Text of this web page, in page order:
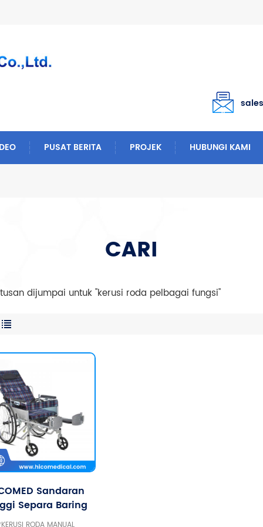
PUSAT BERITA PROJEK HUBUNGI KAMI
CARI
dijumpai untuk "kerusi roda pelbagai fungsi"
Sandaran
Separa Baring
Kerusi Roda
RODA MANUAL